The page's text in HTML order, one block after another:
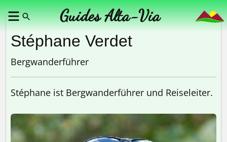
Guides Alta-Via
Stéphane Verdet
Bergwanderführer
Stéphane ist Bergwanderführer und Reiseleiter.